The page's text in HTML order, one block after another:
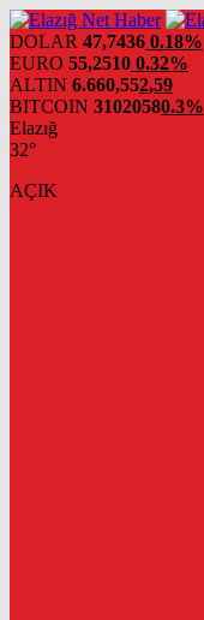
DOLAR 47,7436 0.18%
EURO 55,2510 0.32%
ALTIN 6.660,552,59
BITCOIN 31020580.3%
Elazığ
32°
AÇIK